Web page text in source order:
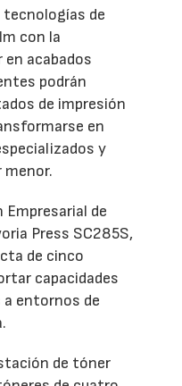
de
con la
en acabados
podrán
de impresión
en
y
menor.
Empresarial de
Press SC285S,
de cinco
capacidades
a entornos de
de tóner